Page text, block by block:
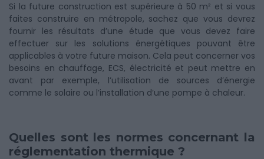
Si la future construction est supérieure à 50 m² et si vous
faites construire en métropole, sachez que vous devrez
fournir les résultats d’une étude que vous devez faire
effectuer sur les solutions énergétiques pouvant être
applicables à votre future maison. Cela peut concerner vos
besoins en chauffage, ECS, électricité et peut mettre en
avant par exemple, l’utilisation de sources d’énergie
comme le solaire ou l’installation d’une pompe à chaleur.
Quelles sont les normes concernant la
réglementation thermique ?